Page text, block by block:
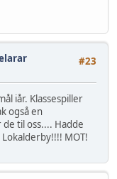
#23
iår. Klassespiller
også en
de til oss.... Hadde
MOT!